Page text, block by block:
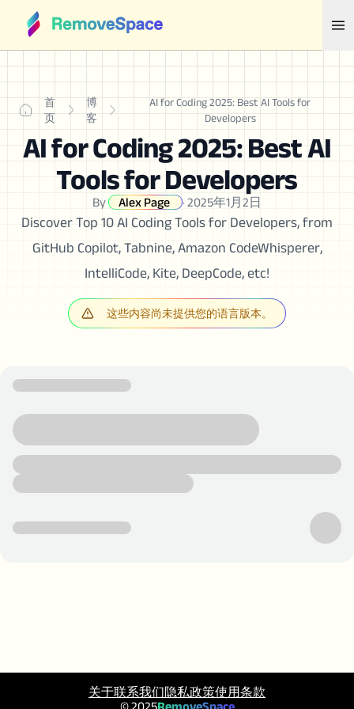
首
页
博
客
AI for Coding 2025: Best AI Tools for
Developers
AI for Coding 2025: Best AI
Tools for Developers
By Alex Page · 2025年1月2日
Discover Top 10 AI Coding Tools for Developers, from
GitHub Copilot, Tabnine, Amazon CodeWhisperer,
IntelliCode, Kite, DeepCode, etc!
这些内容尚未提供您的语言版本。
© 2025RemoveSpace
关于联系我们隐私政策使用条款